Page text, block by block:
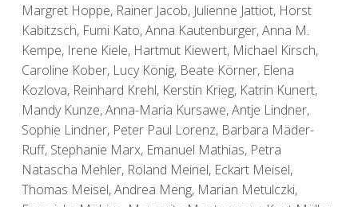
Margret Hoppe, Rainer Jacob, Julienne Jattiot, Horst
Kabitzsch, Fumi Kato, Anna Kautenburger, Anna M.
Kempe, Irene Kiele, Hartmut Kiewert, Michael Kirsch,
Caroline Kober, Lucy König, Beate Körner, Elena
Kozlova, Reinhard Krehl, Kerstin Krieg, Katrin Kunert,
Mandy Kunze, Anna-Maria Kursawe, Antje Lindner,
Sophie Lindner, Peter Paul Lorenz, Barbara Mäder-
Ruff, Stephanie Marx, Emanuel Mathias, Petra
Natascha Mehler, Roland Meinel, Eckart Meisel,
Thomas Meisel, Andrea Meng, Marian Metulczki,